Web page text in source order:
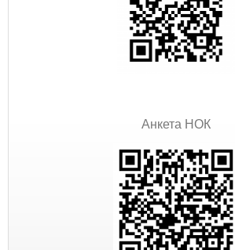
Анкета НОК